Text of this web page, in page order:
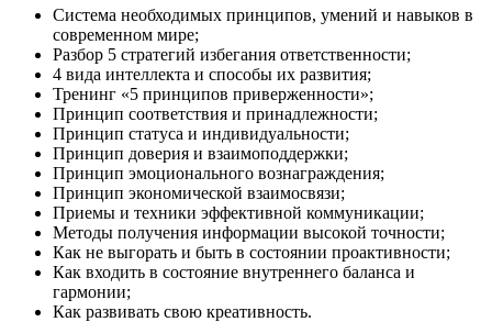
Система необходимых принципов, умений и навыков в
современном мире;
Разбор 5 стратегий избегания ответственности;
4 вида интеллекта и способы их развития;
Тренинг «5 принципов приверженности»;
Принцип соответствия и принадлежности;
Принцип статуса и индивидуальности;
Принцип доверия и взаимоподдержки;
Принцип эмоционального вознаграждения;
Принцип экономической взаимосвязи;
Приемы и техники эффективной коммуникации;
Методы получения информации высокой точности;
Как не выгорать и быть в состоянии проактивности;
Как входить в состояние внутреннего баланса и
гармонии;
Как развивать свою креативность.